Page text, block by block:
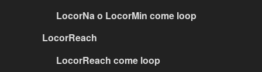
LocorNa o LocorMin come loop
LocorReach
LocorReach come loop